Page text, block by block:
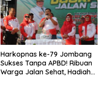
Harkopnas ke-79 Jombang
Sukses Tanpa APBD! Ribuan
Warga Jalan Sehat, Hadiah